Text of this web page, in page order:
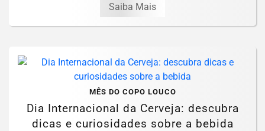
Saiba Mais
MÊS DO COPO LOUCO
Dia Internacional da Cerveja: descubra
dicas e curiosidades sobre a bebida